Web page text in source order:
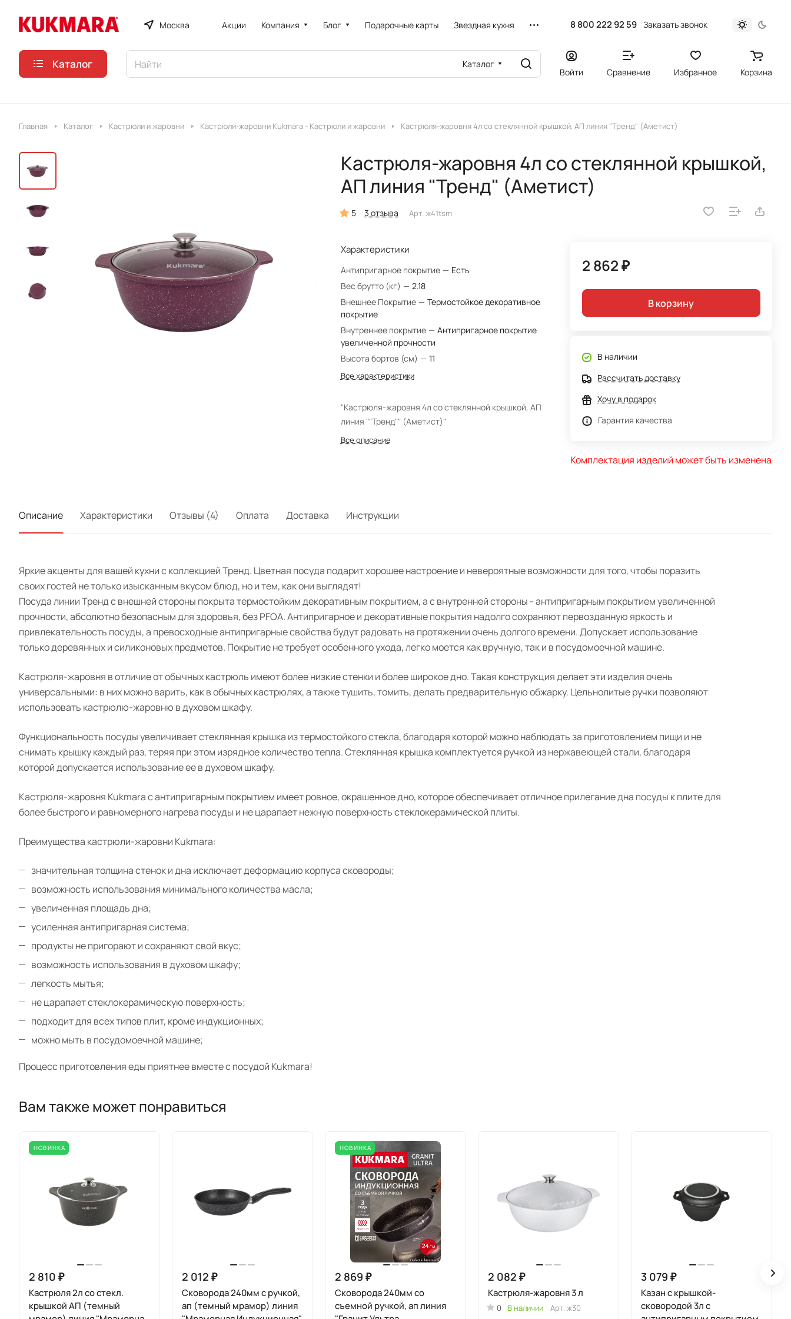
Москва Акции Компания Блог Подарочные карты Звездная кухня 8 800 222 92 59 Заказать звонок
Каталог Каталог
Войти Сравнение Избранное Корзина
Главная Каталог Кастрюли и жаровни Кастрюли-жаровни Kukmara - Кастрюли и жаровни Кастрюля-жаровня 4л со стеклянной крышкой, АП линия "Тренд" (Аметист)
Кастрюля-жаровня 4л со стеклянной крышкой,
АП линия "Тренд" (Аметист)
5 3 отзыва Арт. ж41tsm
Характеристики
Антипригарное покрытие — Есть
Вес брутто (кг) — 2.18
Внешнее Покрытие — Термостойкое декоративное
покрытие
Внутреннее покрытие — Антипригарное покрытие
увеличенной прочности
Высота бортов (см) — 11
Все характеристики
"Кастрюля-жаровня 4л со стеклянной крышкой, АП
линия ""Тренд"" (Аметист)"
Все описание
2 862 ₽
В корзину
В наличии
Рассчитать доставку
Хочу в подарок
Гарантия качества
Комплектация изделий может быть изменена
Описание Характеристики Отзывы (4) Оплата Доставка Инструкции
Яркие акценты для вашей кухни с коллекцией Тренд. Цветная посуда подарит хорошее настроение и невероятные возможности для того, чтобы поразить
своих гостей не только изысканным вкусом блюд, но и тем, как они выглядят!
Посуда линии Тренд с внешней стороны покрыта термостойким декоративным покрытием, а с внутренней стороны - антипригарным покрытием увеличенной
прочности, абсолютно безопасным для здоровья, без PFOA. Антипригарное и декоративные покрытия надолго сохраняют первозданную яркость и
привлекательность посуды, а превосходные антипригарные свойства будут радовать на протяжении очень долгого времени. Допускает использование
только деревянных и силиконовых предметов. Покрытие не требует особенного ухода, легко моется как вручную, так и в посудомоечной машине.
Кастрюля-жаровня в отличие от обычных кастрюль имеют более низкие стенки и более широкое дно. Такая конструкция делает эти изделия очень
универсальными: в них можно варить, как в обычных кастрюлях, а также тушить, томить, делать предварительную обжарку. Цельнолитые ручки позволяют
использовать кастрюлю-жаровню в духовом шкафу.
Функциональность посуды увеличивает стеклянная крышка из термостойкого стекла, благодаря которой можно наблюдать за приготовлением пищи и не
снимать крышку каждый раз, теряя при этом изрядное количество тепла. Стеклянная крышка комплектуется ручкой из нержавеющей стали, благодаря
которой допускается использование ее в духовом шкафу.
Кастрюля-жаровня Kukmara с антипригарным покрытием имеет ровное, окрашенное дно, которое обеспечивает отличное прилегание дна посуды к плите для
более быстрого и равномерного нагрева посуды и не царапает нежную поверхность стеклокерамической плиты.
Преимущества кастрюли-жаровни Kukmara:
значительная толщина стенок и дна исключает деформацию корпуса сковороды;
возможность использования минимального количества масла;
увеличенная площадь дна;
усиленная антипригарная система;
продукты не пригорают и сохраняют свой вкус;
возможность использования в духовом шкафу;
легкость мытья;
не царапает стеклокерамическую поверхность;
подходит для всех типов плит, кроме индукционных;
можно мыть в посудомоечной машине;
Процесс приготовления еды приятнее вместе с посудой Kukmara!
Вам также может понравиться
НОВИНКА
2 810 ₽
Кастрюля 2л со стекл.
крышкой АП (темный
2 012 ₽
Сковорода 240мм с ручкой,
ап (темный мрамор) линия
НОВИНКА
2 869 ₽
Сковорода 240мм со
съемной ручкой, ап линия
2 082 ₽
Кастрюля-жаровня 3 л
0 В наличии Арт. ж30
3 079 ₽
Казан с крышкой-
сковородой 3л с